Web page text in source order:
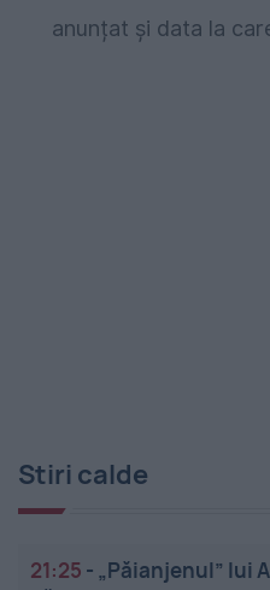
anunțat și data la
Stiri calde
21:25 - „Păianjenul” lui